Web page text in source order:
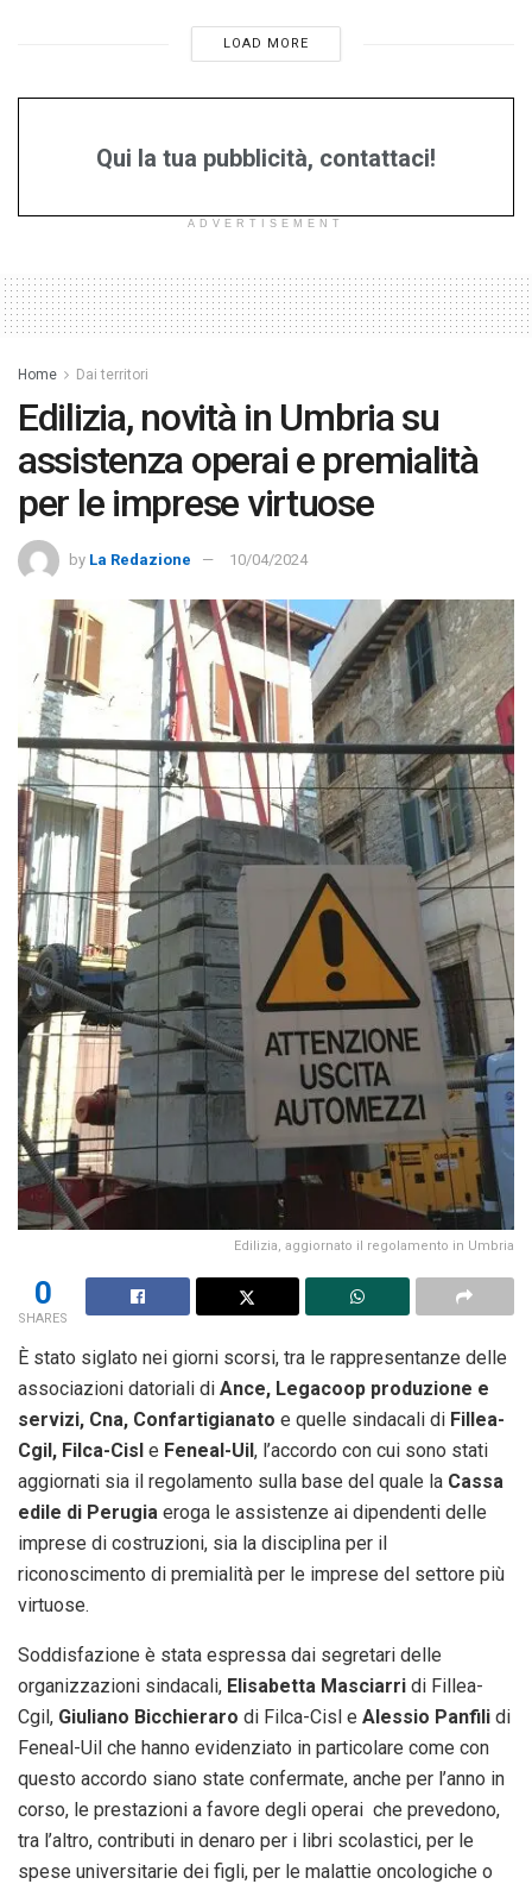
LOAD MORE
Qui la tua pubblicità, contattaci!
ADVERTISEMENT
Home Dai territori
Edilizia, novità in Umbria su
assistenza operai e premialità
per le imprese virtuose
by La Redazione 10/04/2024
Edilizia, aggiornato il regolamento in Umbria
0
SHARES
È stato siglato nei giorni scorsi, tra le rappresentanze delle
associazioni datoriali di Ance, Legacoop produzione e
servizi, Cna, Confartigianato e quelle sindacali di Fillea-
Cgil, Filca-Cisl e Feneal-Uil, l’accordo con cui sono stati
aggiornati sia il regolamento sulla base del quale la Cassa
edile di Perugia eroga le assistenze ai dipendenti delle
imprese di costruzioni, sia la disciplina per il
riconoscimento di premialità per le imprese del settore più
virtuose.
Soddisfazione è stata espressa dai segretari delle
organizzazioni sindacali, Elisabetta Masciarri di Fillea-
Cgil, Giuliano Bicchieraro di Filca-Cisl e Alessio Panfili di
Feneal-Uil che hanno evidenziato in particolare come con
questo accordo siano state confermate, anche per l’anno in
corso, le prestazioni a favore degli operai che prevedono,
tra l’altro, contributi in denaro per i libri scolastici, per le
spese universitarie dei figli, per le malattie oncologiche o